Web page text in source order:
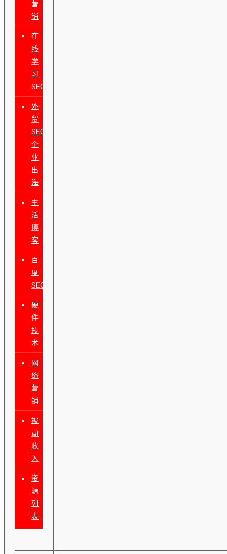
营
销
在
线
学
习
SEO
外
贸
SEO
企
业
出
海
生
活
博
客
百
度
SEO
硬
件
技
术
网
络
营
销
被
动
收
入
资
源
列
表